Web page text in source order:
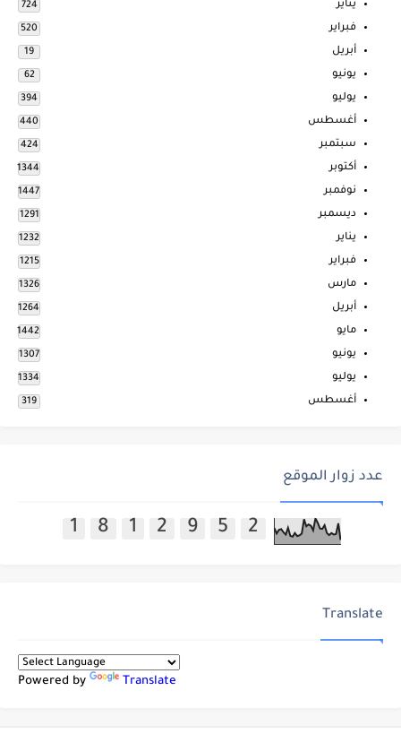
يناير 724
فبراير 520
أبريل 19
يونيو 62
يوليو 394
أغسطس 440
سبتمبر 424
أكتوبر 1344
نوفمبر 1447
ديسمبر 1291
يناير 1232
فبراير 1215
مارس 1326
أبريل 1264
مايو 1442
يونيو 1307
يوليو 1334
أغسطس 319
عدد زوار الموقع
1 8 1 2 9 5 2
Translate
Powered by Translate